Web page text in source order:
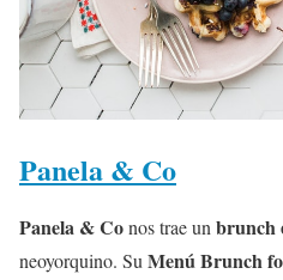
Panela & Co
Panela & Conos trae unbrunch
neoyorquino. SuMenú Brunch